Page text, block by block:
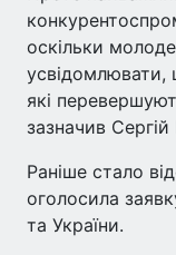
оскільки
усвідомлювати,
які
зазначив
Раніше стало
оголосила
та України.